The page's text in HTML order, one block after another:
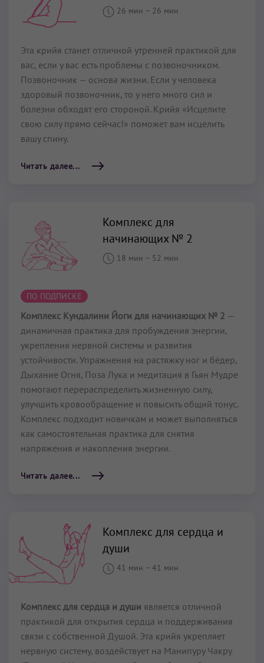
26 мин – 26 мин
Эта крийя станет отличной утренней практикой для
вас, если у вас есть проблемы с позвоночником.
Позвоночник — основа жизни. Если у человека
здоровый позвоночник, то у него много сил и
болезни обходят его стороной. Крийя «Исцелите
свою силу прямо сейчас!» поможет вам исцелить
вашу спину.
Читать далее...
Комплекс для
начинающих № 2
18 мин – 52 мин
ПО ПОДПИСКЕ
Комплекс Кундалини Йоги для начинающих № 2 —
динамичная практика для пробуждения энергии,
укрепления нервной системы и развития
устойчивости. Упражнения на растяжку ног и бёдер,
Дыхание Огня, Поза Лука и медитация в Гьян Мудре
помогают перераспределить жизненную силу,
улучшить кровообращение и повысить общий тонус.
Комплекс подходит новичкам и может выполняться
как самостоятельная практика для снятия
напряжения и накопления энергии.
Читать далее...
Комплекс для сердца и
души
41 мин –41 мин
Комплекс для сердца и души является отличной
практикой для открытия сердца и поддерживания
связи с собственной Душой. Эта крийя укрепляет
нервную систему, воздействует на Манипуру Чакру